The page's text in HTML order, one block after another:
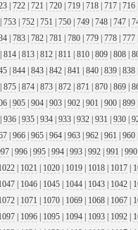
716
|
717
|
718
|
719
|
720
|
721
|
722
|
|
747
|
748
|
749
|
750
|
751
|
752
|
753
|
777
|
778
|
779
|
780
|
781
|
782
|
783
|
|
808
|
809
|
810
|
811
|
812
|
813
|
814
|
838
|
839
|
840
|
841
|
842
|
843
|
844
|
|
869
|
870
|
871
|
872
|
873
|
874
|
875
|
899
|
900
|
901
|
902
|
903
|
904
|
905
|
|
930
|
931
|
932
|
933
|
934
|
935
|
936
|
960
|
961
|
962
|
963
|
964
|
965
|
966
|
|
990
991
|
992
|
993
|
994
|
995
|
996
|
|
1017
|
1018
|
1019
|
1020
1021
|
|
1042
|
1043
|
1044
|
1045
|
1046
|
|
1067
|
1068
|
1069
|
1070
1071
|
|
1092
|
1093
|
1094
|
1095
|
1096
|